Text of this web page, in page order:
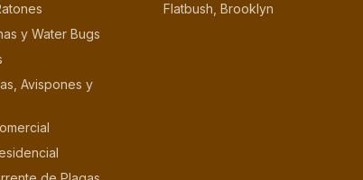
y Water Bugs
Avispones y
Flatbush, Brooklyn